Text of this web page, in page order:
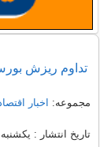
تداوم ریزش بورس در
مجموعه: اخبار
تاریخ انتشار : یکشنبه, ۰۳ اسفند ۱۴۰۴